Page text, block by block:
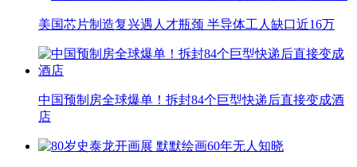
美国芯片制造复兴遇人才瓶颈 半导体工人缺口近16万
中国预制房全球爆单！拆封84个巨型快递后直接变成酒
店